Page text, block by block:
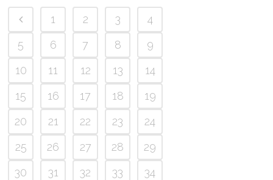
1 2 3
4
5
6 7 8
9
10
11 12 13
14
15
16 17 18
19
20
21 22 23
24
25
26 27 28
29
30
31 32 33
34